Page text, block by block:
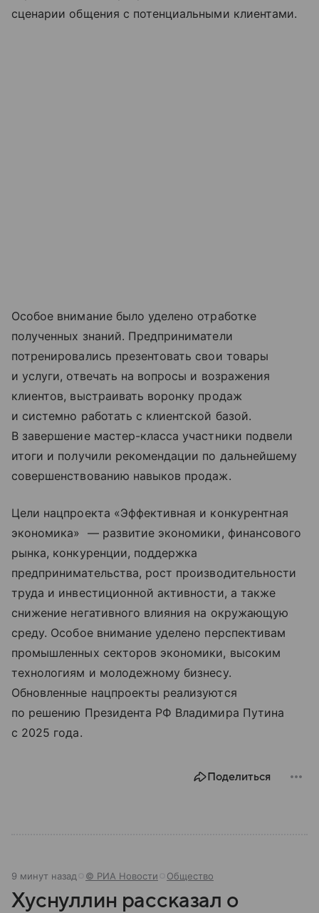
сценарии общения с потенциальными клиентами.
Особое внимание было уделено отработке
полученных знаний. Предприниматели
потренировались презентовать свои товары
и услуги, отвечать на вопросы и возражения
клиентов, выстраивать воронку продаж
и системно работать с клиентской базой.
В завершение мастер-класса участники подвели
итоги и получили рекомендации по дальнейшему
совершенствованию навыков продаж.
Цели нацпроекта «Эффективная и конкурентная
экономика» — развитие экономики, финансового
рынка, конкуренции, поддержка
предпринимательства, рост производительности
труда и инвестиционной активности, а также
снижение негативного влияния на окружающую
среду. Особое внимание уделено перспективам
промышленных секторов экономики, высоким
технологиям и молодежному бизнесу.
Обновленные нацпроекты реализуются
по решению Президента РФ Владимира Путина
с 2025 года.
Поделиться
9 минут назад © РИА Новости Общество
Хуснуллин рассказал о